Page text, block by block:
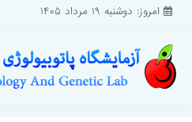
امروز: دوشنبه ۱۹ مرداد ۱۴۰۵